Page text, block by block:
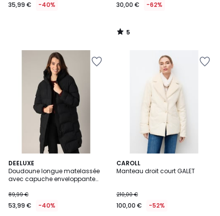
35,99 € -40% 30,00 € -62%
5
/
DEELUXE
Doudoune longue matelassée
avec capuche enveloppante
89,99 €
53,99 € -40%
CAROLL
Manteau droit court GALET
210,00 €
100,00 € -52%